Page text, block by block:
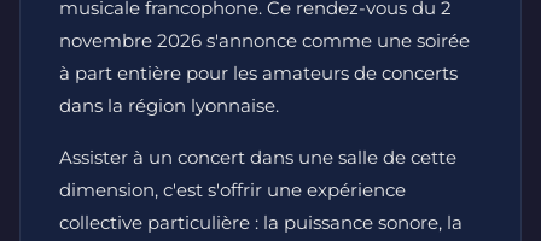
musicale francophone. Ce rendez-vous du 2
novembre 2026 s'annonce comme une soirée
à part entière pour les amateurs de concerts
dans la région lyonnaise.
Assister à un concert dans une salle de cette
dimension, c'est s'offrir une expérience
collective particulière : la puissance sonore, la